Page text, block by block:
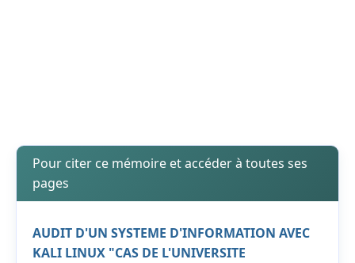
Pour citer ce mémoire et accéder à toutes ses
pages
AUDIT D'UN SYSTEME D'INFORMATION AVEC
KALI LINUX "CAS DE L'UNIVERSITE